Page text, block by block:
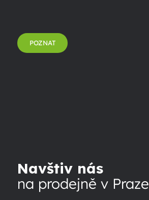
POZNAT
Navštiv nás
na prodejně v Praze